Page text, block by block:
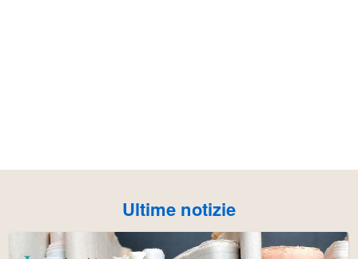
Ultime notizie